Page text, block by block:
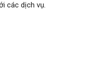
các dịch vụ.